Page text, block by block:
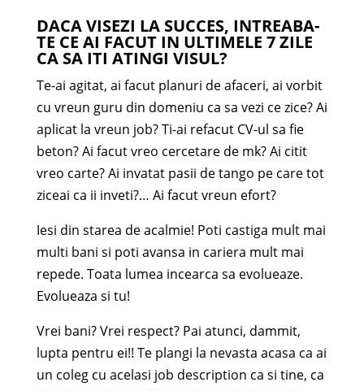
DACA VISEZI LA SUCCES, INTREABA-
TE CE AI FACUT IN ULTIMELE 7 ZILE
CA SA ITI ATINGI VISUL?
Te-ai agitat, ai facut planuri de afaceri, ai vorbit
cu vreun guru din domeniu ca sa vezi ce zice? Ai
aplicat la vreun job? Ti-ai refacut CV-ul sa fie
beton? Ai facut vreo cercetare de mk? Ai citit
vreo carte? Ai invatat pasii de tango pe care tot
ziceai ca ii inveti?… Ai facut vreun efort?
Iesi din starea de acalmie! Poti castiga mult mai
multi bani si poti avansa in cariera mult mai
repede. Toata lumea incearca sa evolueaze.
Evolueaza si tu!
Vrei bani? Vrei respect? Pai atunci, dammit,
lupta pentru ei!! Te plangi la nevasta acasa ca ai
un coleg cu acelasi job description ca si tine, ca